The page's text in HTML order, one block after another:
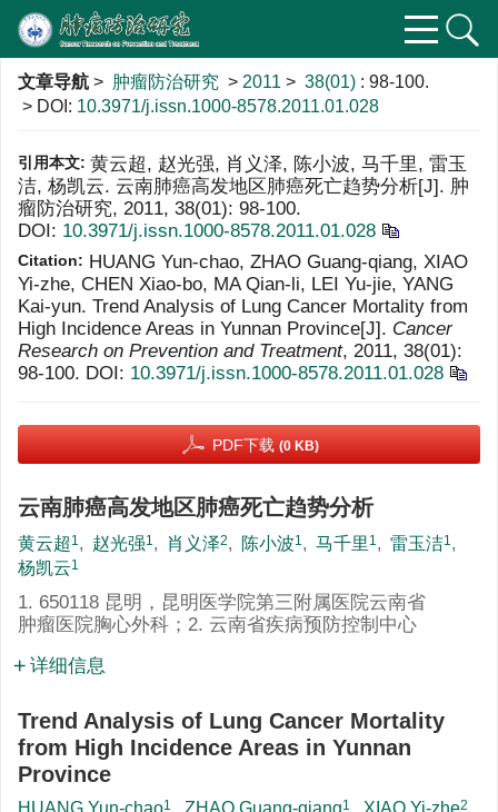
文章导航 > 肿瘤防治研究 > 2011 > 38(01) : 98-100.
> DOI: 10.3971/j.issn.1000-8578.2011.01.028
引用本文: 黄云超, 赵光强, 肖义泽, 陈小波, 马千里, 雷玉
洁, 杨凯云. 云南肺癌高发地区肺癌死亡趋势分析[J]. 肿
瘤防治研究, 2011, 38(01): 98-100.
DOI: 10.3971/j.issn.1000-8578.2011.01.028
Citation: HUANG Yun-chao, ZHAO Guang-qiang, XIAO
Yi-zhe, CHEN Xiao-bo, MA Qian-li, LEI Yu-jie, YANG
Kai-yun. Trend Analysis of Lung Cancer Mortality from
High Incidence Areas in Yunnan Province[J]. Cancer
Research on Prevention and Treatment, 2011, 38(01):
98-100. DOI: 10.3971/j.issn.1000-8578.2011.01.028
PDF下载 (0 KB)
云南肺癌高发地区肺癌死亡趋势分析
黄云超 1, 赵光强1, 肖义泽2, 陈小波1, 马千里 1, 雷玉洁1,
杨凯云1
1. 650118 昆明，昆明医学院第三附属医院云南省
肿瘤医院胸心外科；2. 云南省疾病预防控制中心
详细信息
Trend Analysis of Lung Cancer Mortality
from High Incidence Areas in Yunnan
Province
HUANG Yun-chao1, ZHAO Guang-qiang1, XIAO Yi-zhe2,